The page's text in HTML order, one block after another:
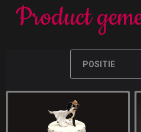
Product